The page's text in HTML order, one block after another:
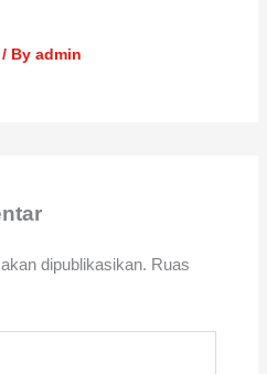
/ By admin
dipublikasikan. Ruas